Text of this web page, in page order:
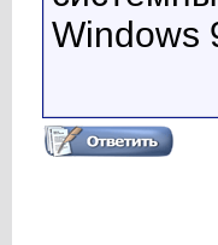
Windows